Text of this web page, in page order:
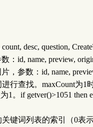
desc, question,
id, name, preview,
参数：id, name,
行查找。maxCount为
1。if getver()>1051 then
键词列表的索引（0表